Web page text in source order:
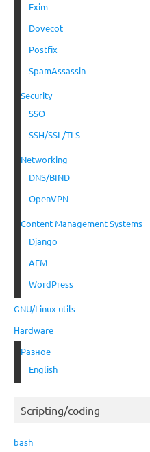
Exim
Dovecot
Postfix
SpamAssassin
Security
SSO
SSH/SSL/TLS
Networking
DNS/BIND
OpenVPN
Content Management Systems
Django
AEM
WordPress
GNU/Linux utils
Hardware
Разное
English
Scripting/coding
bash